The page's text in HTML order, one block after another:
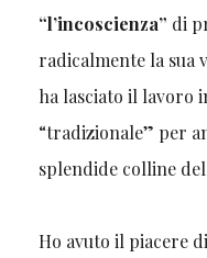
“l’incoscienza” di
radicalmente la sua
ha lasciato il lavoro
“tradizionale” per
splendide colline
Ho avuto il piacere